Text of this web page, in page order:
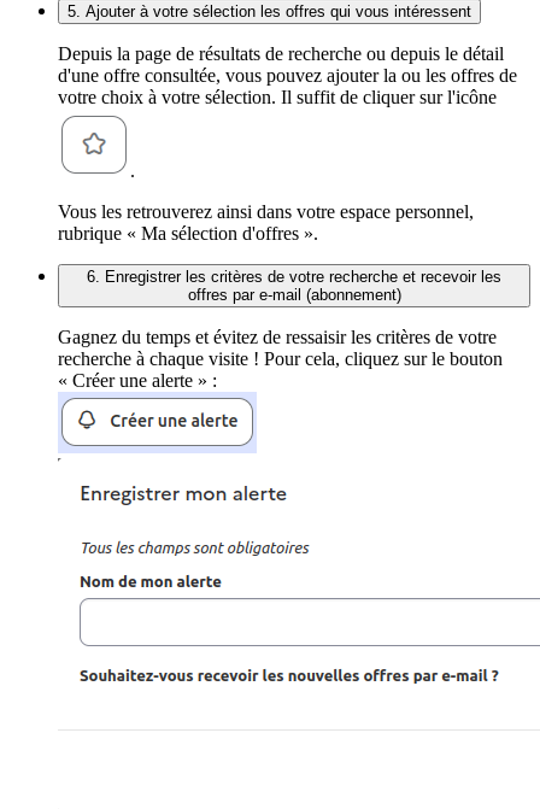
5. Ajouter à votre sélection les offres qui vous intéressent
Depuis la page de résultats de recherche ou depuis le détail
d'une offre consultée, vous pouvez ajouter la ou les offres de
votre choix à votre sélection. Il suffit de cliquer sur l'icône
.
Vous les retrouverez ainsi dans votre espace personnel,
rubrique « Ma sélection d'offres ».
6. Enregistrer les critères de votre recherche et recevoir les
offres par e-mail (abonnement)
Gagnez du temps et évitez de ressaisir les critères de votre
recherche à chaque visite ! Pour cela, cliquez sur le bouton
« Créer une alerte » :